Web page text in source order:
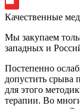
Качественные
Мы закупаем
западных и
Постепенно
допустить срыва
для этого
терапии. Во